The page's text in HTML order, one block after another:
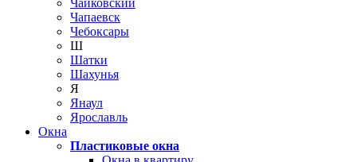
Чайковский
Чапаевск
Чебоксары
Ш
Шатки
Шахунья
Я
Янаул
Ярославль
Окна
Пластиковые окна